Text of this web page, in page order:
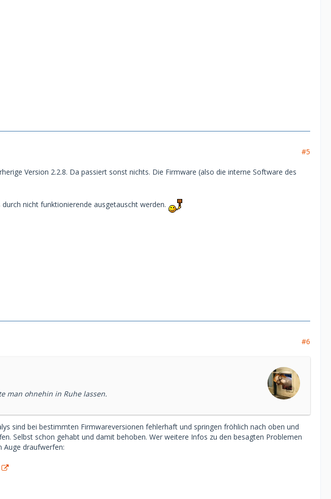
#5
Version 2.2.8. Da passiert sonst nichts. Die Firmware (also die interne Software des
nicht funktionierende ausgetauscht werden.
#6
man ohnehin in Ruhe lassen.
sind bei bestimmten Firmwareversionen fehlerhaft und springen fröhlich nach oben und
Selbst schon gehabt und damit behoben. Wer weitere Infos zu den besagten Problemen
Auge draufwerfen: